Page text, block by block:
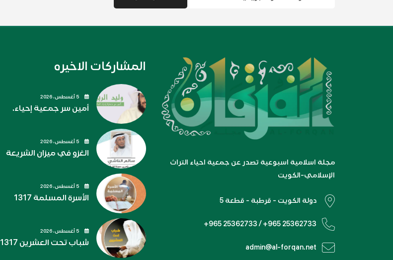
مجلة اسلامية اسبوعية تصدر عن جمعية احياء التراث
الإسلامي-الكويت
دولة الكويت - قرطبة - قطعة 5
+965 25362733 / +965 25362733
admin@al-forqan.net
المشاركات الاخيره
أمين سر جمعية إحياء.
الغزو في ميزان الشريعة
الأسرة المسلمة 1317
شباب تحت العشرين 1317